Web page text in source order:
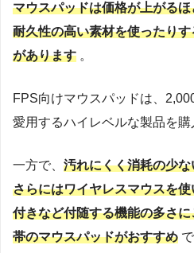
マウスパッドは価格が上がる
耐久性の高い素材を使ったり
があります 。
FPS向けマウスパッドは、
愛用するハイレベルな製品を購
一方で、 汚れにくく消耗の少
さらにはワイヤレスマウスを
付きなど付随する機能の多さ
帯のマウスパッドがおすすめ